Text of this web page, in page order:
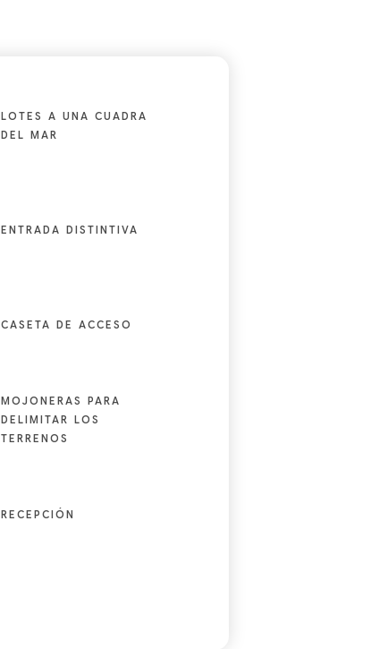
LOTES A UNA CUADRA
DEL MAR
ENTRADA DISTINTIVA
CASETA DE ACCESO
MOJONERAS PARA
DELIMITAR LOS
TERRENOS
RECEPCIÓN